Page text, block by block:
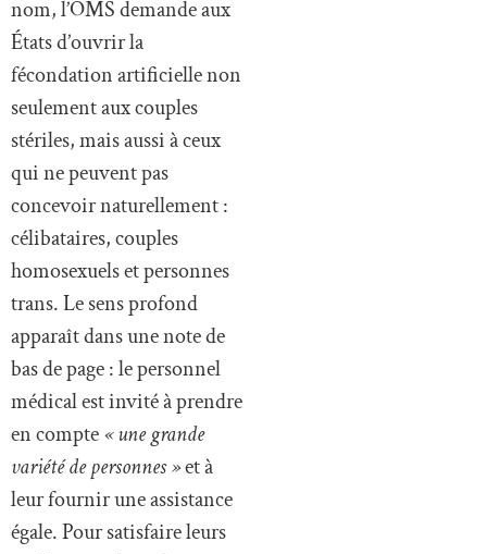
nom, l’OMS demande aux
États d’ouvrir la
fécondation artificielle non
seulement aux couples
stériles, mais aussi à ceux
qui ne peuvent pas
concevoir naturellement :
célibataires, couples
homosexuels et personnes
trans. Le sens profond
apparaît dans une note de
bas de page : le personnel
médical est invité à prendre
en compte« une grande
variété de personnes »et à
leur fournir une assistance
égale. Pour satisfaire leurs